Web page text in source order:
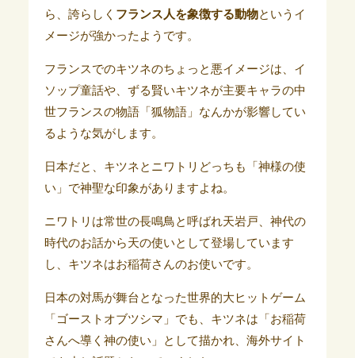
ら、誇らしく フランス人を象徴する動物というイ
メージが強かったようです。
フランスでのキツネのちょっと悪イメージは、イ
ソップ童話や、ずる賢いキツネが主要キャラの中
世フランスの物語「狐物語」なんかが影響してい
るような気がします。
日本だと、キツネとニワトリどっちも「神様の使
い」で神聖な印象がありますよね。
ニワトリは常世の長鳴鳥と呼ばれ天岩戸、神代の
時代のお話から天の使いとして登場しています
し、キツネはお稲荷さんのお使いです。
日本の対馬が舞台となった世界的大ヒットゲーム
「ゴーストオブツシマ」でも、キツネは「お稲荷
さんへ導く神の使い」として描かれ、海外サイト